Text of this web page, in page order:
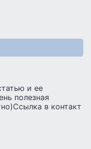
и ее
полезная
в контакт